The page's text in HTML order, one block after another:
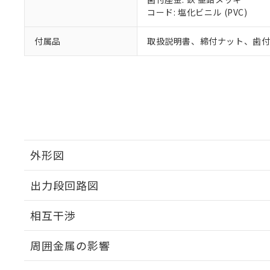
コード: 塩化ビニル (PVC)
付属品 取扱説明書、締付ナット、歯
外形図
出力段回路図
相互干渉
周囲金属の影響